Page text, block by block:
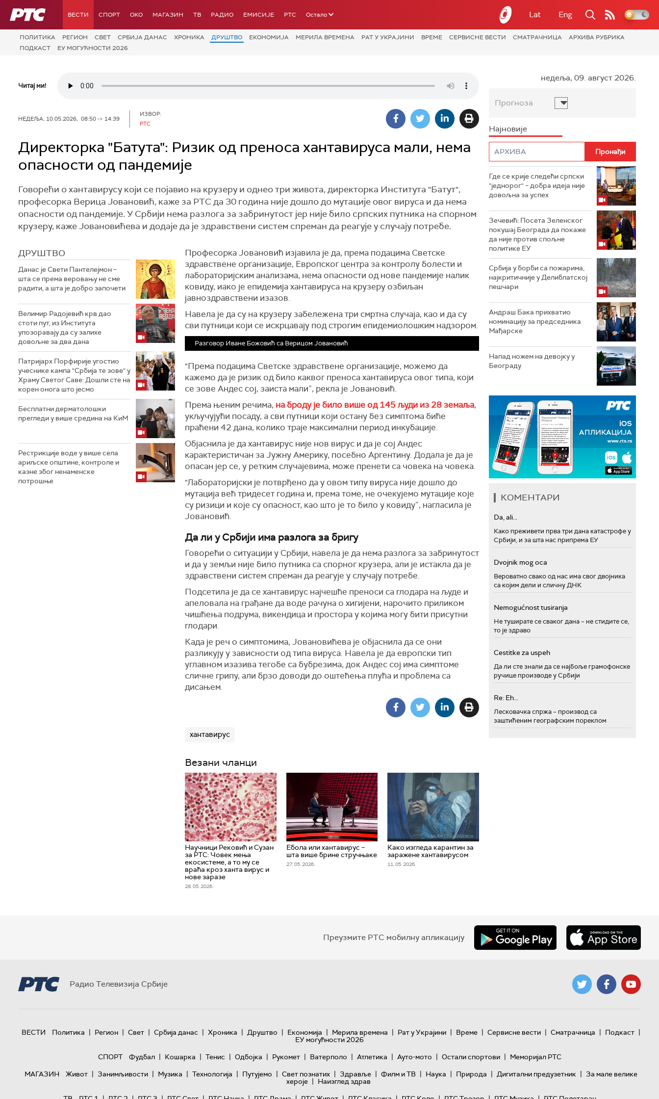
РТС ВЕСТИ СПОРТ OKO МАГАЗИН ТВ РАДИО ЕМИСИЈЕ РТС Остало Lat Eng
ПОЛИТИКА РЕГИОН СВЕТ СРБИЈА ДАНАС ХРОНИКА ДРУШТВО ЕКОНОМИЈА МЕРИЛА ВРЕМЕНА РАТ У УКРАЈИНИ ВРЕМЕ СЕРВИСНЕ ВЕСТИ СМАТРАЧНИЦА
АРХИВА РУБРИКА
ПОДКАСТ
ЕУ МОГУЋНОСТИ 2026
Читај ми!
НЕДЕЉА, 10.05.2026, 08:50 -> 14:39
ИЗВОР:
РТС
Директорка "Батута": Ризик од преноса хантавируса мали, нема
опасности од пандемије
Говорећи о хантавирусу који се појавио на крузеру и однео три живота, директорка Института "Батут",
професорка Верица Јовановић, каже за РТС да 30 година није дошло до мутације овог вируса и да нема
опасности од пандемије. У Србији нема разлога за забринутост јер није било српских путника на спорном
крузеру, каже Јовановићева и додаје да је здравствени систем спреман да реагује у случају потребе.
ДРУШТВО
Данас је Свети Пантелејмон –
шта се према веровању не сме
радити, а шта је добро започети
Велимир Радојевић крв дао
стоти пут, из Института
упозоравају да су залихе
довољне за два дана
Патријарх Порфирије угостио
учеснике кампа "Србија те зове" у
Храму Светог Саве: Дошли сте на
корен онога што јесмо
Бесплатни дерматолошки
прегледи у више средина на КиМ
Рестрикције воде у више села
ариљске општине, контроле и
казне због ненаменске
потрошње
Професорка Јовановић изјавила је да, према подацима Светске
здравствене организације, Европског центра за контролу болести и
лабораторијским анализама, нема опасности од нове пандемије налик
ковиду, иако је епидемија хантавируса на крузеру озбиљан
јавноздравствени изазов.
Навела је да су на крузеру забележена три смртна случаја, као и да су
сви путници који се искрцавају под строгим епидемиолошким надзором.
Разговор Иване Божовић са Верицом Јовановић
"Према подацима Светске здравствене организације, можемо да
кажемо да је ризик од било каквог преноса хантавируса овог типа, који
се зове Андес сој, заиста мали”, рекла је Јовановић.
Према њеним речима, на броду је било више од 145 људи из 28 земаља,
укључујући посаду, а сви путници који остану без симптома биће
праћени 42 дана, колико траје максимални период инкубације.
Објаснила је да хантавирус није нов вирус и да је сој Андес
карактеристичан за Јужну Америку, посебно Аргентину. Додала је да је
опасан јер се, у ретким случајевима, може пренети са човека на човека.
"Лабораторијски је потврђено да у овом типу вируса није дошло до
мутација већ тридесет година и, према томе, не очекујемо мутације које
су ризици и које су опасност, као што је то било у ковиду”, нагласила је
Јовановић.
Да ли у Србији има разлога за бригу
Говорећи о ситуацији у Србији, навела је да нема разлога за забринутост
и да у земљи није било путника са спорног крузера, али је истакла да је
здравствени систем спреман да реагује у случају потребе.
Подсетила је да се хантавирус најчешће преноси са глодара на људе и
апеловала на грађане да воде рачуна о хигијени, нарочито приликом
чишћења подрума, викендица и простора у којима могу бити присутни
глодари.
Када је реч о симптомима, Јовановићева је објаснила да се они
разликују у зависности од типа вируса. Навела је да европски тип
углавном изазива тегобе са бубрезима, док Андес сој има симптоме
сличне грипу, али брзо доводи до оштећења плућа и проблема са
дисањем.
хантавирус
Везани чланци
Научници Рековић и Сузан
за РТС: Човек мења
екосистеме, а то му се
враћа кроз ханта вирус и
нове заразе
28. 05. 2026.
Ебола или хантавирус –
шта више брине стручњаке
27. 05. 2026.
Како изгледа карантин за
заражене хантавирусом
11. 05. 2026.
недеља, 09. август 2026.
Прогноза
Најновије
Где се крије следећи српски
"једнорог" – добра идеја није
довољна за успех
Зечевић: Посета Зеленског
покушај Београда да покаже
да није против спољне
политике ЕУ
Србија у борби са пожарима,
најкритичније у Делиблатској
пешчари
Андраш Бака прихватио
номинацију за председника
Мађарске
Напад ножем на девојку у
Београду
КОМЕНТАРИ
Da, ali...
Како преживети прва три дана катастрофе у
Србији, и за шта нас припрема ЕУ
Dvojnik mog oca
Вероватно свако од нас има свог двојника
са којим дели и сличну ДНК
Nemogućnost tusiranja
Не туширате се сваког дана – не стидите се,
то је здраво
Cestitke za uspeh
Да ли сте знали да се најбоље грамофонске
ручице производе у Србији
Re: Eh...
Лесковачка спржа – производ са
заштићеним географским пореклом
Преузмите РТС мобилну апликацију
Радио Телевизија Србије
ВЕСТИ Политика | Регион | Свет | Србија данас | Хроника | Друштво | Економија | Мерила времена | Рат у Украјини | Време | Сервисне вести | Сматрачница | Подкаст |
ЕУ могућности 2026
СПОРТ
Фудбал | Кошарка | Тенис | Одбојка | Рукомет | Ватерполо | Атлетика | Ауто-мото | Остали спортови | Меморијал РТС
МАГАЗИН
Живот | Занимљивости | Музика | Технологијa | Путујемо | Свет познатих | Здравље | Филм и ТВ | Наука | Природа | Дигитални предузетник | За мале велике
хероје | Наизглед здрав